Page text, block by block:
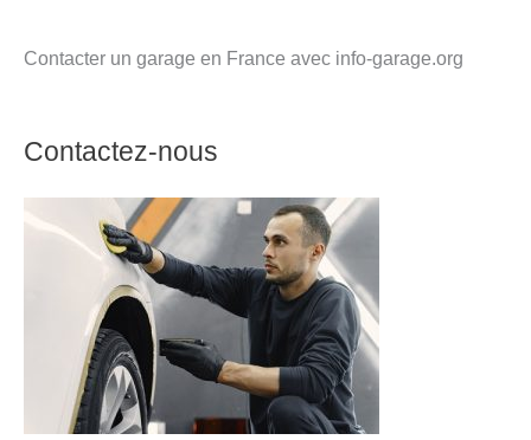
Contacter un garage en France avec info-garage.org
Contactez-nous